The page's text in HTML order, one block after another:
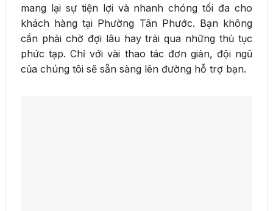
mang lại sự tiện lợi và nhanh chóng tối đa cho
khách hàng tại Phường Tân Phước. Bạn không
cần phải chờ đợi lâu hay trải qua những thủ tục
phức tạp. Chỉ với vài thao tác đơn giản, đội ngũ
của chúng tôi sẽ sẵn sàng lên đường hỗ trợ bạn.